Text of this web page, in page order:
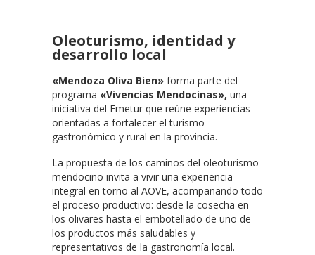
Oleoturismo, identidad y
desarrollo local
«Mendoza Oliva Bien» forma parte del
programa «Vivencias Mendocinas», una
iniciativa del Emetur que reúne experiencias
orientadas a fortalecer el turismo
gastronómico y rural en la provincia.
La propuesta de los caminos del oleoturismo
mendocino invita a vivir una experiencia
integral en torno al AOVE, acompañando todo
el proceso productivo: desde la cosecha en
los olivares hasta el embotellado de uno de
los productos más saludables y
representativos de la gastronomía local.